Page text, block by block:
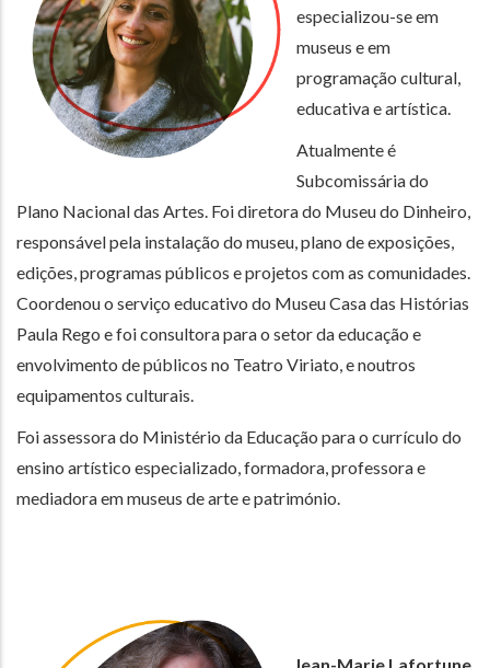
especializou-se em
museus e em
programação cultural,
educativa e artística.
Atualmente é
Subcomissária do
Plano Nacional das Artes. Foi diretora do Museu do Dinheiro,
responsável pela instalação do museu, plano de exposições,
edições, programas públicos e projetos com as comunidades.
Coordenou o serviço educativo do Museu Casa das Histórias
Paula Rego e foi consultora para o setor da educação e
envolvimento de públicos no Teatro Viriato, e noutros
equipamentos culturais.
Foi assessora do Ministério da Educação para o currículo do
ensino artístico especializado, formadora, professora e
mediadora em museus de arte e património.
Jean-Marie Lafortune